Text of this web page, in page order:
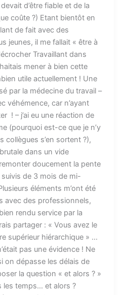
d’être fiable et de la
coûte ?) Etant bientôt en
de fait avec des
jeunes, il me fallait « être à
Travaillant dans
mener à bien cette
utile actuellement ! Une
par la médecine du travail –
véhémence, car n’ayant
! – j’ai eu une réaction de
(pourquoi est-ce que je n’y
collègues s’en sortent ?),
dans un vide
doucement la pente
de 3 mois de mi-
éléments m’ont été
avec des professionnels,
rendu service par la
partager : « Vous avez le
supérieur hiérarchique » …
pas une évidence ! Ne
on dépasse les délais de
la question « et alors ? »
les temps… et alors ?